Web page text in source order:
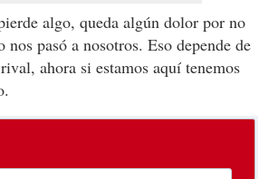
algo, queda algún dolor por no
nos pasó a nosotros. Eso depende de
ahora si estamos aquí tenemos